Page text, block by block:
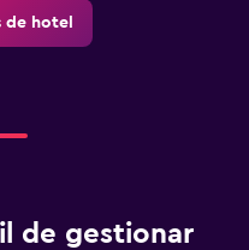
disponibles
de hotel
de gestionar